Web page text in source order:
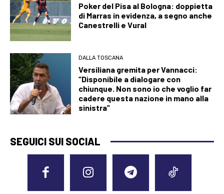
Poker del Pisa al Bologna: doppietta
di Marras in evidenza, a segno anche
Canestrelli e Vural
DALLA TOSCANA
Versiliana gremita per Vannacci:
“Disponibile a dialogare con
chiunque. Non sono io che voglio far
cadere questa nazione in mano alla
sinistra”
SEGUICI SUI SOCIAL